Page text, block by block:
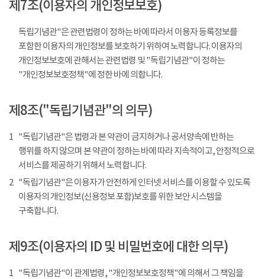
제7조(이용자의 개인정보보호)
독립기념관"은 관련법령이 정하는 바에 따라서 이용자 등록정보를
포함한 이용자의 개인정보를 보호하기 위하여 노력합니다. 이용자의
개인정보보호에 관해서는 관련법령 및 "독립기념관"이 정하는
"개인정보보호정책"에 정한 바에 의합니다.
제8조("독립기념관"의 의무)
1 "독립기념관"은 법령과 본 약관이 금지하거나 공서양속에 반하는
행위를 하지 않으며 본 약관이 정하는 바에 따라 지속적이고, 안정적으로
서비스를 제공하기 위해서 노력합니다.
2 "독립기념관"은 이용자가 안전하게 인터넷 서비스를 이용할 수 있도록
이용자의 개인정보(신용정보 포함)보호를 위한 보안 시스템을
구축합니다.
제9조(이용자의 ID 및 비밀번호에 대한 의무)
1 "독립기념관"이 관계법령, "개인정보보호정책"에 의해서 그 책임을